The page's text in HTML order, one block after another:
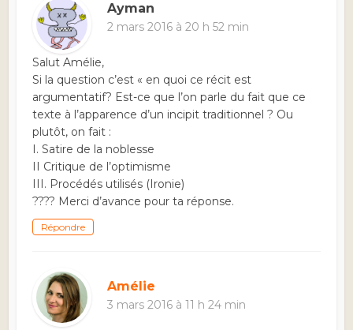
Ayman
2 mars 2016 à 20 h 52 min
Salut Amélie,
Si la question c’est « en quoi ce récit est
argumentatif? Est-ce que l’on parle du fait que ce
texte à l’apparence d’un incipit traditionnel ? Ou
plutôt, on fait :
I. Satire de la noblesse
II Critique de l’optimisme
III. Procédés utilisés (Ironie)
???? Merci d’avance pour ta réponse.
Répondre
Amélie
3 mars 2016 à 11 h 24 min